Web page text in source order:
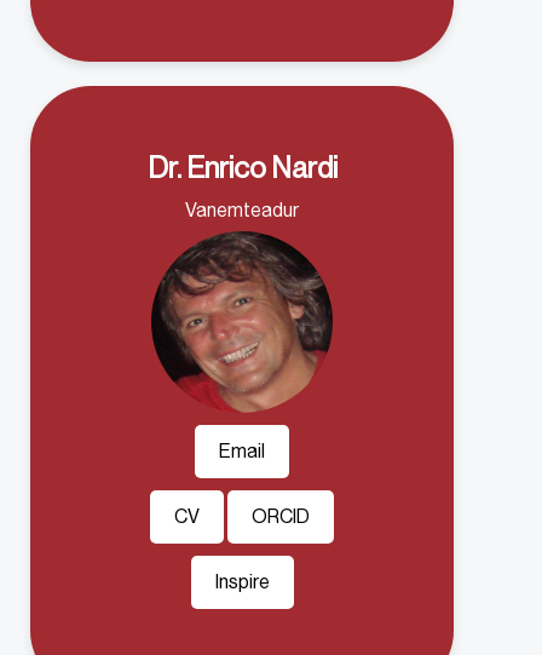
Dr. Enrico Nardi
Vanemteadur
Email
CV ORCID
Inspire